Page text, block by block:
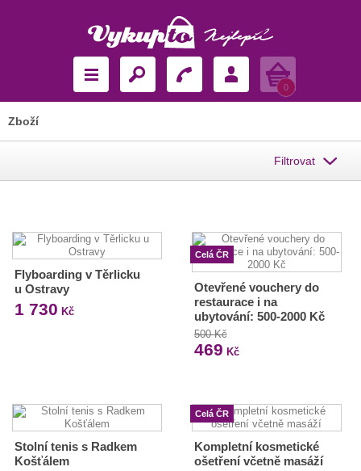
Košík
0
Zboží
Filtrovat
Flyboarding v Těrlicku
u Ostravy
1 730 Kč
Celá ČR
Otevřené vouchery do
restaurace i na
ubytování: 500-2000 Kč
500 Kč
469 Kč
Stolní tenis s Radkem
Košťálem
Celá ČR
Kompletní kosmetické
ošetření včetně masáží